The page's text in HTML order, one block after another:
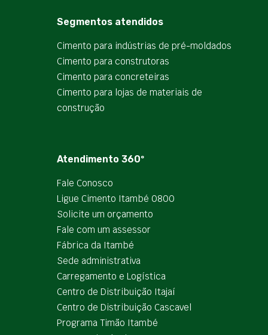
Segmentos atendidos
Cimento para indústrias de pré-moldados
Cimento para construtoras
Cimento para concreteiras
Cimento para lojas de materiais de
construção
Atendimento 360º
Fale Conosco
Ligue Cimento Itambé 0800
Solicite um orçamento
Fale com um assessor
Fábrica da Itambé
Sede administrativa
Carregamento e Logística
Centro de Distribuição Itajaí
Centro de Distribuição Cascavel
Programa Timão Itambé